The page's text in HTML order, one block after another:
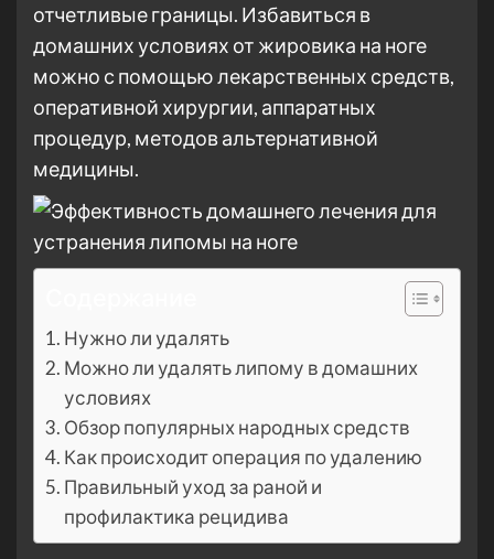
отчетливые границы. Избавиться в
домашних условиях от жировика на ноге
можно с помощью лекарственных средств,
оперативной хирургии, аппаратных
процедур, методов альтернативной
медицины.
Нужно ли удалять
Можно ли удалять липому в домашних
условиях
Обзор популярных народных средств
Как происходит операция по удалению
Правильный уход за раной и
профилактика рецидива